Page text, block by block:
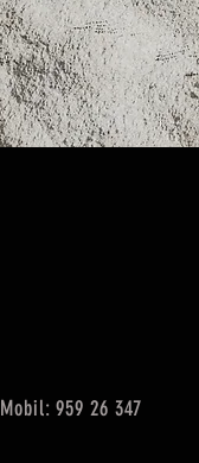
Mobil: 959 26 347